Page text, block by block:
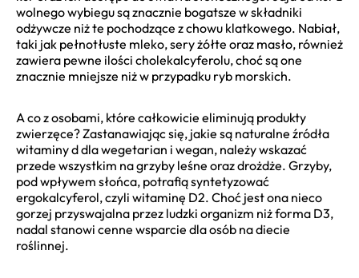
wolnego wybiegu są znacznie bogatsze w składniki
odżywcze niż te pochodzące z chowu klatkowego. Nabiał,
taki jak pełnotłuste mleko, sery żółte oraz masło, również
zawiera pewne ilości cholekalcyferolu, choć są one
znacznie mniejsze niż w przypadku ryb morskich.
A co z osobami, które całkowicie eliminują produkty
zwierzęce? Zastanawiając się, jakie są naturalne źródła
witaminy d dla wegetarian i wegan, należy wskazać
przede wszystkim na grzyby leśne oraz drożdże. Grzyby,
pod wpływem słońca, potrafią syntetyzować
ergokalcyferol, czyli witaminę D2. Choć jest ona nieco
gorzej przyswajalna przez ludzki organizm niż forma D3,
nadal stanowi cenne wsparcie dla osób na diecie
roślinnej.